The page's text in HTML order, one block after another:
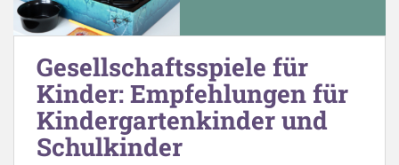
Gesellschaftsspiele für
Kinder: Empfehlungen für
Kindergartenkinder und
Schulkinder